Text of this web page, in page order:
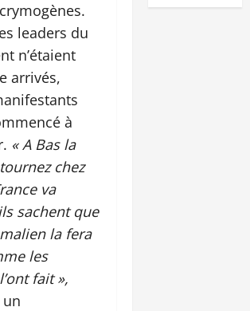
leaders du
n’étaient
arrivés,
à
« A Bas la
chez
va
sachent que
la fera
les
fait »,